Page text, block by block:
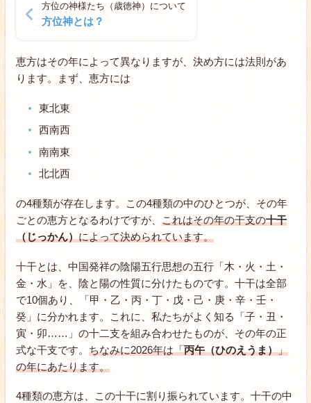
方位の神様たち（歳徳神）について
方位神とは？
恵方はその年によって異なりますが、決め方には法則があ
ります。まず、恵方には
東北東
西南西
南南東
北北西
の4種類が存在します。この4種類の中のひとつが、その年
ごとの恵方となるわけですが、 これはその年の干支の十干
（じっかん）によって決められています。
十干とは、中国発祥の陰陽五行思想の五行「木・火・土・
金・水」を、陰と陽の性質に分けたものです。十干は全部
で10個あり、「甲・乙・丙・丁・戊・己・庚・辛・壬・
癸」に分かれます。これに、私たちがよく知る「子・丑・
寅・卯……」の十二支を組み合わせたものが、その年の正
式な干支です。 ちなみに2026年は「丙午（ひのえうま）」
の年にあたります。
4種類の恵方は、この十干に割り振られています。十干の中